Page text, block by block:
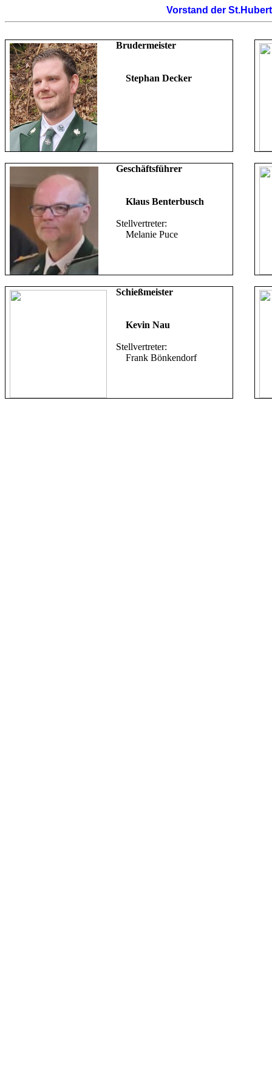
Vorstand der
Brudermeister
Stephan Decker
Geschäftsführer
Klaus Benterbusch
Stellvertreter:
Melanie Puce
Schießmeister
Kevin Nau
Stellvertreter:
Frank Bönkendorf